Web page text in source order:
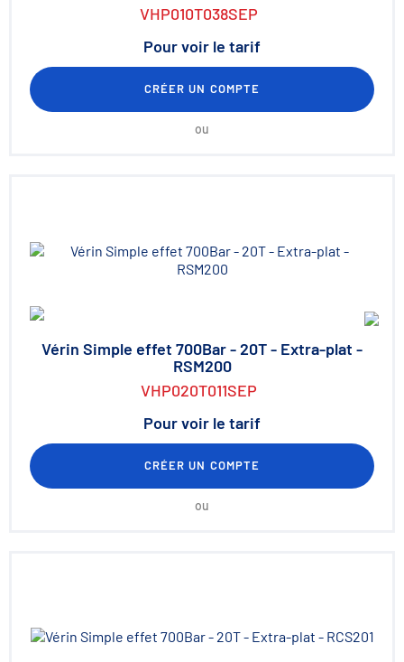
VHP010T038SEP
Pour voir le tarif
CRÉER UN COMPTE
ou
Vérin Simple effet 700Bar - 20T - Extra-plat -
RSM200
VHP020T011SEP
Pour voir le tarif
CRÉER UN COMPTE
ou